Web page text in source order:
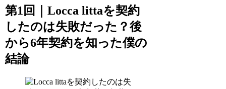
第1回｜Locca littaを契約
したのは失敗だった？後
から6年契約を知った僕の
結論